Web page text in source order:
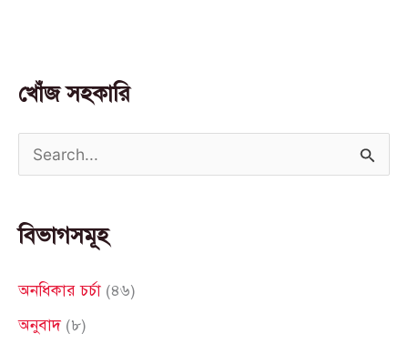
খোঁজ সহকারি
a
r
c
বিভাগসমূহ
অনধিকার চর্চা (৪৬)
অনুবাদ(৮)